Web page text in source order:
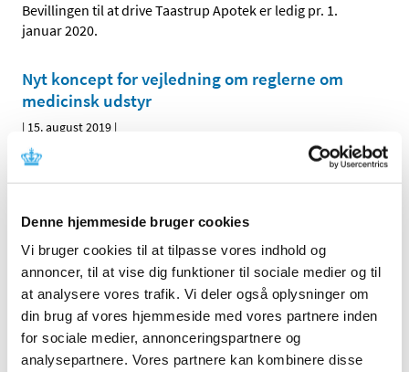
Denne hjemmeside bruger cookies
Vi bruger cookies til at tilpasse vores indhold og
annoncer, til at vise dig funktioner til sociale medier og til
at analysere vores trafik. Vi deler også oplysninger om
din brug af vores hjemmeside med vores partnere inden
for sociale medier, annonceringspartnere og
analysepartnere. Vores partnere kan kombinere disse
Bevillingen til at drive Taastrup Apotek er ledig pr. 1.
januar 2020.
Nyt koncept for vejledning om reglerne om
medicinsk udstyr
| 15. august 2019 |
Nyt pilotprojekt: Nu kan bl.a. start-ups få 1:1 rådgivning af
Lægemiddelstyrelsen om love og regler om medicinsk…
Bevilling til Præstø Apotek
| 8. august 2019 |
Lægemiddelstyrelsen har den 29. juli 2019 meddelt
Jamhureh Hannani bevilling til at drive Præstø Apotek.
Ny digital guide til indberetning af samarbejde
med industrien